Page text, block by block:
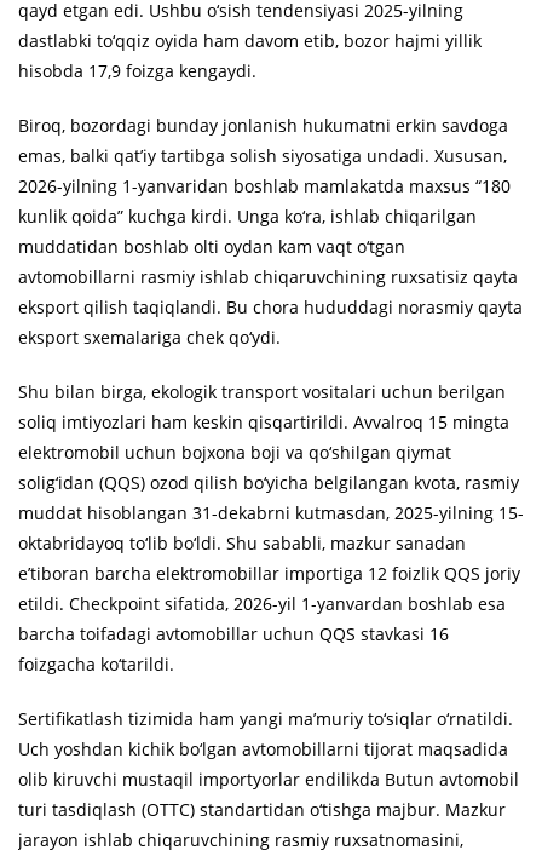
qayd etgan edi. Ushbu o‘sish tendensiyasi 2025-yilning
dastlabki to‘qqiz oyida ham davom etib, bozor hajmi yillik
hisobda 17,9 foizga kengaydi.
Biroq, bozordagi bunday jonlanish hukumatni erkin savdoga
emas, balki qat’iy tartibga solish siyosatiga undadi. Xususan,
2026-yilning 1-yanvaridan boshlab mamlakatda maxsus “180
kunlik qoida” kuchga kirdi. Unga ko‘ra, ishlab chiqarilgan
muddatidan boshlab olti oydan kam vaqt o‘tgan
avtomobillarni rasmiy ishlab chiqaruvchining ruxsatisiz qayta
eksport qilish taqiqlandi. Bu chora hududdagi norasmiy qayta
eksport sxemalariga chek qo‘ydi.
Shu bilan birga, ekologik transport vositalari uchun berilgan
soliq imtiyozlari ham keskin qisqartirildi. Avvalroq 15 mingta
elektromobil uchun bojxona boji va qo‘shilgan qiymat
solig‘idan (QQS) ozod qilish bo‘yicha belgilangan kvota, rasmiy
muddat hisoblangan 31-dekabrni kutmasdan, 2025-yilning 15-
oktabridayoq to‘lib bo‘ldi. Shu sababli, mazkur sanadan
e’tiboran barcha elektromobillar importiga 12 foizlik QQS joriy
etildi. Checkpoint sifatida, 2026-yil 1-yanvardan boshlab esa
barcha toifadagi avtomobillar uchun QQS stavkasi 16
foizgacha ko‘tarildi.
Sertifikatlash tizimida ham yangi ma’muriy to‘siqlar o‘rnatildi.
Uch yoshdan kichik bo‘lgan avtomobillarni tijorat maqsadida
olib kiruvchi mustaqil importyorlar endilikda Butun avtomobil
turi tasdiqlash (OTTC) standartidan o‘tishga majbur. Mazkur
jarayon ishlab chiqaruvchining rasmiy ruxsatnomasini,